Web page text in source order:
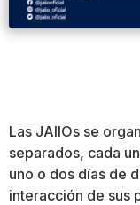
Las JAIIOs se
separados, cada
uno o dos días de
interacción de sus